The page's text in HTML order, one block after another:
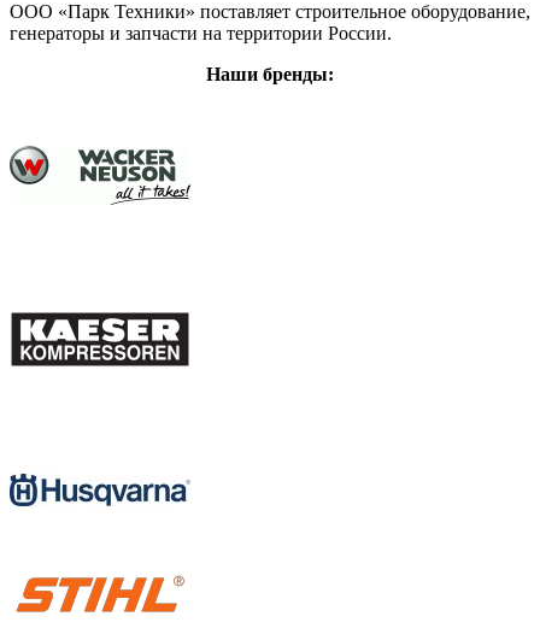
ООО «Парк Техники» поставляет строительное оборудование,
генераторы и запчасти на территории России.
Наши бренды: